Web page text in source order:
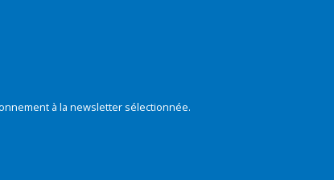
à la newsletter sélectionnée.